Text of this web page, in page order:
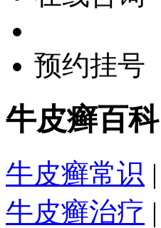
预约挂号
牛皮癣百科
牛皮癣常识 |
牛皮癣治疗 |